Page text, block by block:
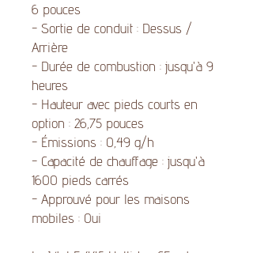
6 pouces
- Sortie de conduit : Dessus /
Arrière
- Durée de combustion : jusqu'à 9
heures
- Hauteur avec pieds courts en
option : 26,75 pouces
- Émissions : 0,49 g/h
- Capacité de chauffage : jusqu'à
1600 pieds carrés
- Approuvé pour les maisons
mobiles : Oui